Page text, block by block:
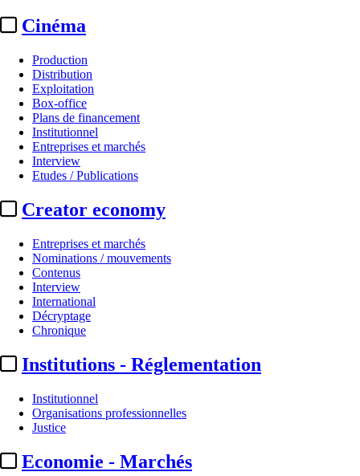
Cinéma
Production
Distribution
Exploitation
Box-office
Plans de financement
Institutionnel
Entreprises et marchés
Interview
Etudes / Publications
Creator economy
Entreprises et marchés
Nominations / mouvements
Contenus
Interview
International
Décryptage
Chronique
Institutions - Réglementation
Institutionnel
Organisations professionnelles
Justice
Economie - Marchés
Biographie :
Actualité n° 109354
...